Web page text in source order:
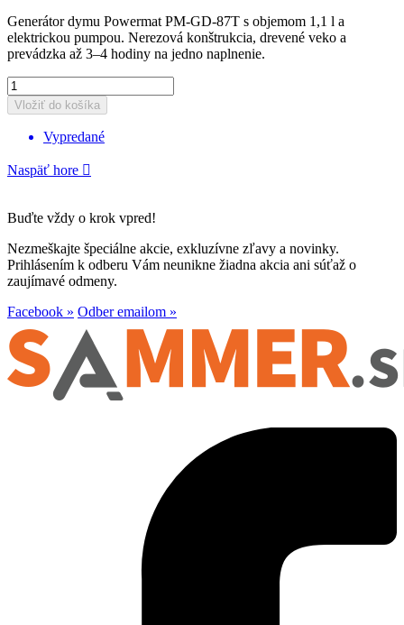
Generátor dymu Powermat PM-GD-87T s objemom 1,1 l a
elektrickou pumpou. Nerezová konštrukcia, drevené veko a
prevádzka až 3–4 hodiny na jedno naplnenie.
Vložiť do košíka
Vypredané
Naspäť hore 
Buďte vždy o krok vpred!
Nezmeškajte špeciálne akcie, exkluzívne zľavy a novinky.
Prihlásením k odberu Vám neunikne žiadna akcia ani súťaž o
zaujímavé odmeny.
Facebook » Odber emailom »